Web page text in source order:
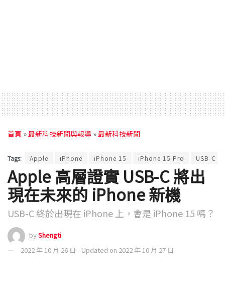
首頁 »最新科技新聞與報導 »最新科技新聞
Tags: Apple iPhone iPhone 15 iPhone 15 Pro USB-C
Apple 高層證實 USB-C 將出
現在未來的 iPhone 新機
USB-C 終於出現在 iPhone 上，會是 iPhone 15 嗎？
byShengti
2022 年 10 月 26 日 - Updated on 2022 年 10 月 27 日